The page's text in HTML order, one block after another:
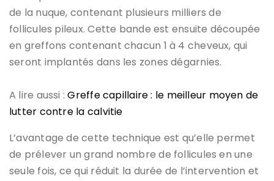
de la nuque, contenant plusieurs milliers de
follicules pileux. Cette bande est ensuite découpée
en greffons contenant chacun 1 à 4 cheveux, qui
seront implantés dans les zones dégarnies.
A lire aussi :Greffe capillaire : le meilleur moyen de
lutter contre la calvitie
L’avantage de cette technique est qu’elle permet
de prélever un grand nombre de follicules en une
seule fois, ce qui réduit la durée de l’intervention et